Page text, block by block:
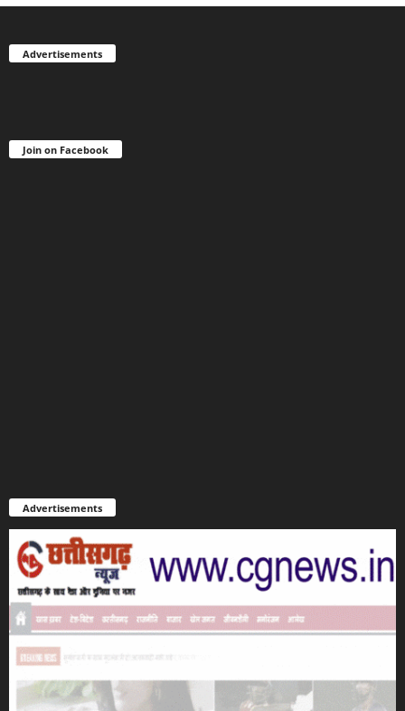
Advertisements
Join on Facebook
Advertisements